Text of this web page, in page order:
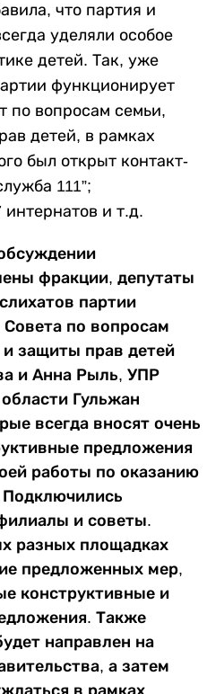
что партия и
уделяли особое
детей. Так, уже
функционирует
по вопросам семьи,
детей, в рамках
был открыт контакт-
111”;
и т.д.
фракции, депутаты
партии
Совета по вопросам
защиты прав детей
и Анна Рыль, УПР
Гульжан
всегда вносят очень
предложения
работы по оказанию
и советы.
разных площадках
предложенных мер,
конструктивные и
Также
направлен на
а затем
в рамках